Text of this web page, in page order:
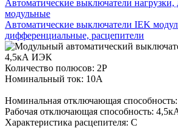
Автоматические выключатели
модульные
Автоматические выключатели IEK
дифференциальные, расцепители
Количество полюсов: 2P
Номинальный ток: 10А
Номинальная отключающая
Рабочая отключающая способность:
Характеристика расцепителя: С